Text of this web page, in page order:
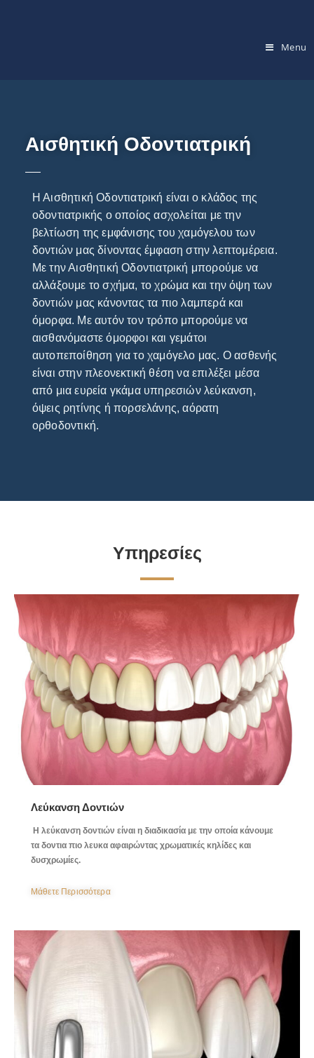
Menu
Αισθητική Οδοντιατρική
Η Αισθητική Οδοντιατρική είναι ο κλάδος της
οδοντιατρικής ο οποίος ασχολείται με την
βελτίωση της εμφάνισης του χαμόγελου των
δοντιών μας δίνοντας έμφαση στην λεπτομέρεια.
Με την Αισθητική Οδοντιατρική μπορούμε να
αλλάξουμε το σχήμα, το χρώμα και την όψη των
δοντιών μας κάνοντας τα πιο λαμπερά και
όμορφα. Με αυτόν τον τρόπο μπορούμε να
αισθανόμαστε όμορφοι και γεμάτοι
αυτοπεποίθηση για το χαμόγελο μας. Ο ασθενής
είναι στην πλεονεκτική θέση να επιλέξει μέσα
από μια ευρεία γκάμα υπηρεσιών λεύκανση,
όψεις ρητίνης ή πορσελάνης, αόρατη
ορθοδοντική.
Υπηρεσίες
Λεύκανση Δοντιών
Η λεύκανση δοντιών είναι η διαδικασία με την οποία κάνουμε
τα δοντια πιο λευκα αφαιρώντας χρωματικές κηλίδες και
δυσχρωμίες.
Μάθετε Περισσότερα